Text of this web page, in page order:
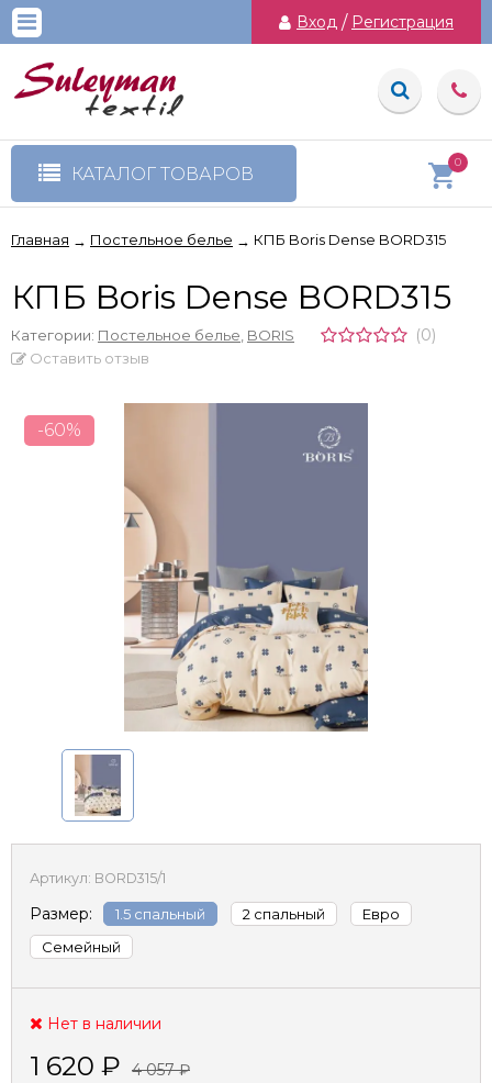
Вход / Регистрация
КАТАЛОГ ТОВАРОВ
0
Главная → Постельное белье → КПБ Boris Dense BORD315
КПБ Boris Dense BORD315
Категории: Постельное белье BORIS (0)
Оставить отзыв
-60%
Артикул: BORD315/1
Размер: 1.5 спальный 2 спальный
Евро
Семейный
Нет в наличии
1 620 ₽ 4 057₽